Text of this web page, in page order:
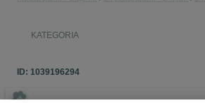
KATEGORIA
ID: 1039196294